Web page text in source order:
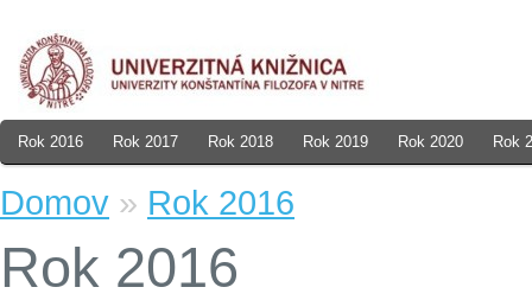
Rok 2016 Rok 2017 Rok 2018 Rok 2019 Rok 2020 Rok
Domov » Rok 2016
Rok 2016